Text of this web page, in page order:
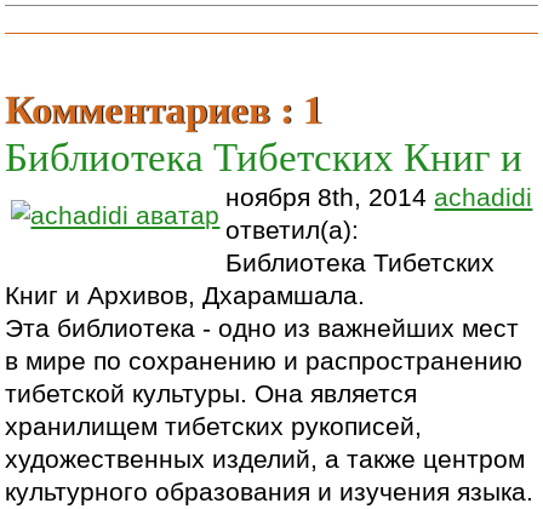
Комментариев : 1
Библиотека Тибетских Книг и
ноября 8th, 2014 achadidi
ответил(а):
Библиотека Тибетских
Книг и Архивов, Дхарамшала.
Эта библиотека - одно из важнейших мест
в мире по сохранению и распространению
тибетской культуры. Она является
хранилищем тибетских рукописей,
художественных изделий, а также центром
культурного образования и изучения языка.